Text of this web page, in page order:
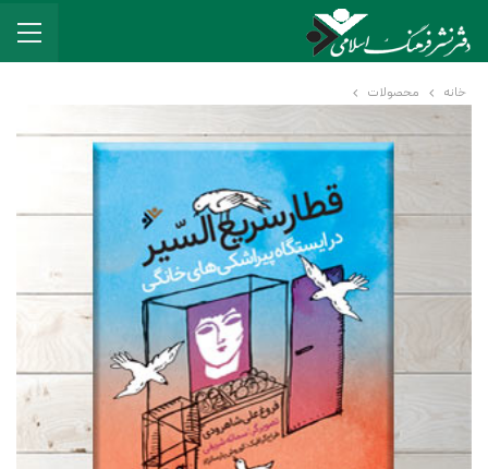
خانه محصولات